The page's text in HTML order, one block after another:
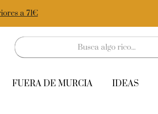
a 71€
FUERA DE MURCIA IDEAS